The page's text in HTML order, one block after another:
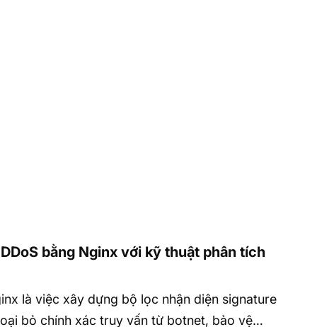
bằng Nginx với kỹ thuật phân tích
là việc xây dựng bộ lọc nhận diện signature
bỏ chính xác truy vấn từ botnet, bảo vệ